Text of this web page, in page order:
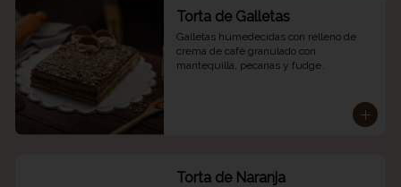
Torta de Galletas
Galletas humedecidas con relleno de
crema de café granulado con
mantequilla, pecanas y fudge.
Torta de Naranja